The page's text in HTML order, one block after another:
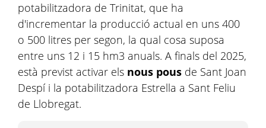
potabilitzadora de Trinitat, que ha
d'incrementar la producció actual en uns 400
o 500 litres per segon, la qual cosa suposa
entre uns 12 i 15 hm3 anuals. A finals del 2025,
està previst activar els nous pous de Sant Joan
Despí i la potabilitzadora Estrella a Sant Feliu
de Llobregat.